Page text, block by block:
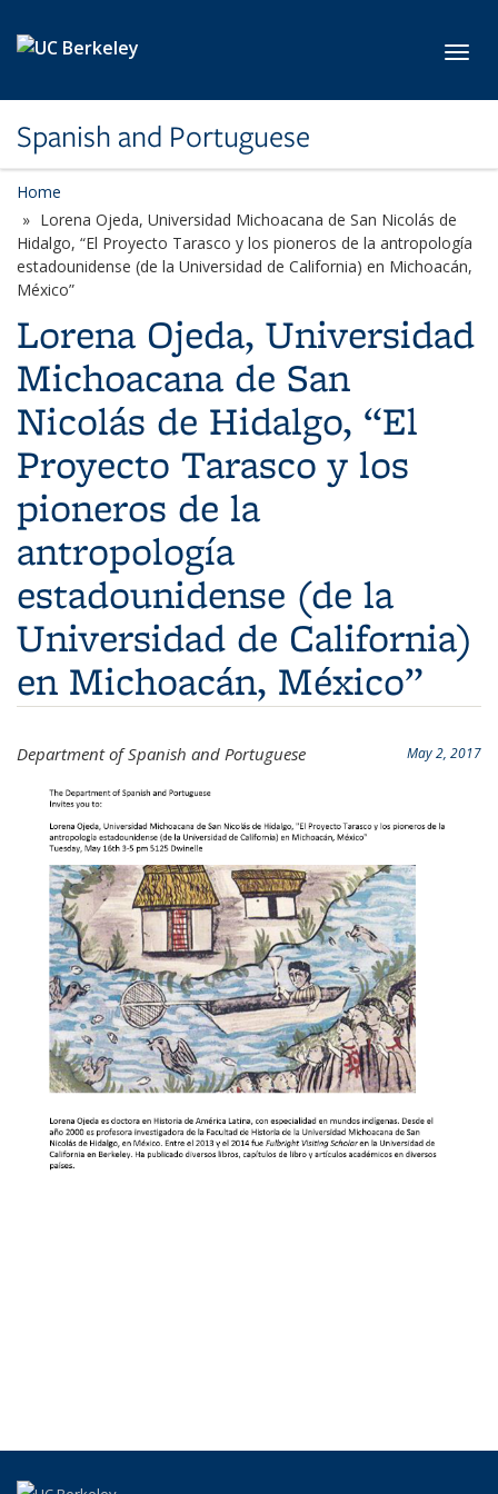
Spanish and Portuguese
Home
Lorena Ojeda, Universidad Michoacana de San Nicolás de
Hidalgo, “El Proyecto Tarasco y los pioneros de la antropología
estadounidense (de la Universidad de California) en Michoacán,
México”
Lorena Ojeda, Universidad
Michoacana de San
Nicolás de Hidalgo, “El
Proyecto Tarasco y los
pioneros de la
antropología
estadounidense (de la
Universidad de California)
en Michoacán, México”
May 2, 2017
Department of Spanish and Portuguese